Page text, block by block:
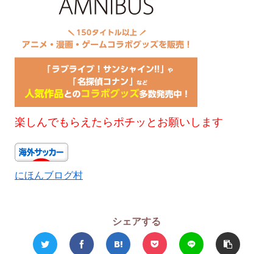
楽しんでもらえたらポチッとお願いします
にほんブログ村
シェアする